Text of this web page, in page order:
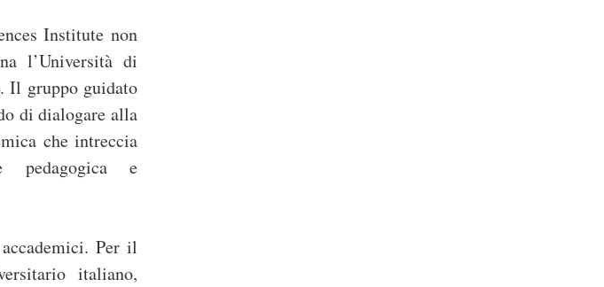
Institute non
l’Università di
Il gruppo guidato
di dialogare alla
che intreccia
pedagogica e
Per il
italiano,